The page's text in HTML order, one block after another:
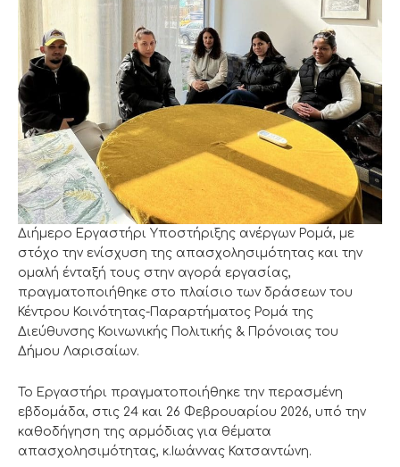
Διήμερο Εργαστήρι Υποστήριξης ανέργων Ρομά, με
στόχο την ενίσχυση της απασχολησιμότητας και την
ομαλή ένταξή τους στην αγορά εργασίας,
πραγματοποιήθηκε στο πλαίσιο των δράσεων του
Κέντρου Κοινότητας-Παραρτήματος Ρομά της
Διεύθυνσης Κοινωνικής Πολιτικής & Πρόνοιας του
Δήμου Λαρισαίων.
Το Εργαστήρι πραγματοποιήθηκε την περασμένη
εβδομάδα, στις 24 και 26 Φεβρουαρίου 2026, υπό την
καθοδήγηση της αρμόδιας για θέματα
απασχολησιμότητας, κ.Ιωάννας Κατσαντώνη.